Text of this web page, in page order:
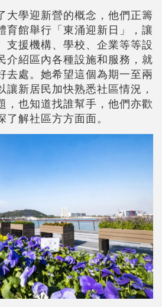
大學迎新營的概念，他們正籌
育館舉行「東涌迎新日」，讓
支援機構、學校、企業等等設
介紹區內各種設施和服務，就
去處。她希望這個為期一至兩
讓新居民加快熟悉社區情況，
，也知道找誰幫手，他們亦歡
解社區方方面面。